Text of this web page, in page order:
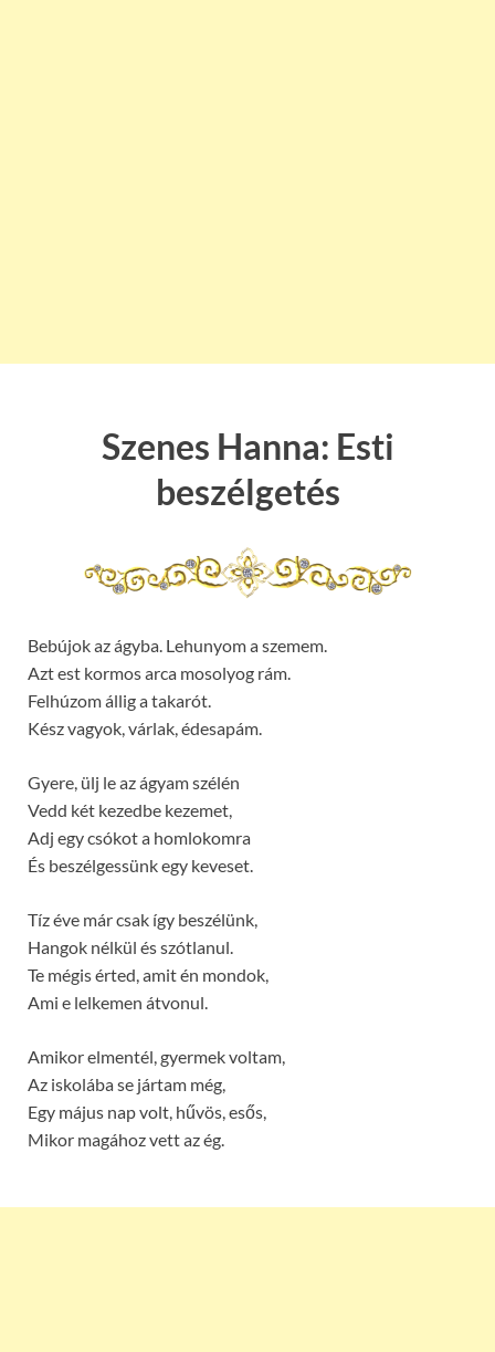
Szenes Hanna: Esti
beszélgetés
Bebújok az ágyba. Lehunyom a szemem.
Azt est kormos arca mosolyog rám.
Felhúzom állig a takarót.
Kész vagyok, várlak, édesapám.
Gyere, ülj le az ágyam szélén
Vedd két kezedbe kezemet,
Adj egy csókot a homlokomra
És beszélgessünk egy keveset.
Tíz éve már csak így beszélünk,
Hangok nélkül és szótlanul.
Te mégis érted, amit én mondok,
Ami e lelkemen átvonul.
Amikor elmentél, gyermek voltam,
Az iskolába se jártam még,
Egy május nap volt, hűvös, esős,
Mikor magához vett az ég.